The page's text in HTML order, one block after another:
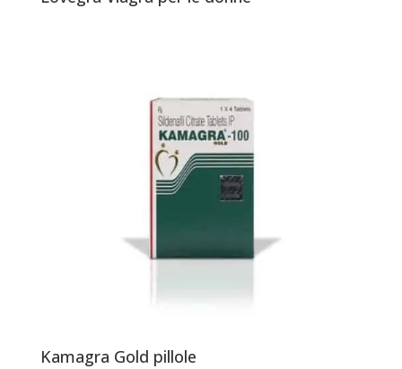
Kamagra Gold pillole